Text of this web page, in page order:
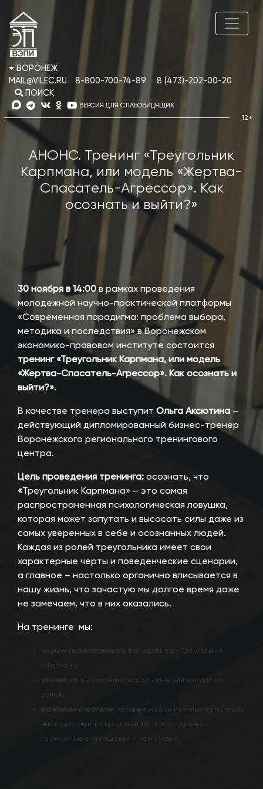
ВОРОНЕЖ
MAIL@VILEC.RU
8-800-700-74-89
8 (473)-202-00-20
ПОИСК
ВЕРСИЯ ДЛЯ СЛАБОВИДЯЩИХ
АНОНС. Тренинг «Треугольник
Карпмана, или модель «Жертва-
Спасатель-Агрессор». Как
осознать и выйти?»
30 ноября в 14:00в рамках проведения
молодежной научно-практической платформы
«Современная парадигма: проблема выбора,
методика и последствия» в Воронежском
экономико-правовом институте состоится
тренинг «Треугольник Карпмана, или модель
«Жертва-Спасатель-Агрессор». Как осознать и
выйти?».
В качестве тренера выступит Ольга Аксютина –
действующий дипломированный бизнес-тренер
Воронежского регионального тренингового
центра.
Цель проведения тренинга: осознать, что
«Треугольник Карпмана» – это самая
распространенная психологическая ловушка,
которая может запутать и высосать силы даже из
самых уверенных в себе и осознанных людей.
Каждая из ролей треугольника имеет свои
характерные черты и поведенческие сценарии,
а главное – настолько органично вписывается в
нашу жизнь, что зачастую мы долгое время даже
не замечаем, что в них оказались.
На тренинге мы:
научимся распознавать попадание в «Треугольник
Карпмана»;
узнаем , какие признаки характерны для каждой из
ролей;
разберем стратегии, которые можно использовать, чтобы
выйти из ловушки треугольника и восстановить
гармоничные отношения с кем угодно.